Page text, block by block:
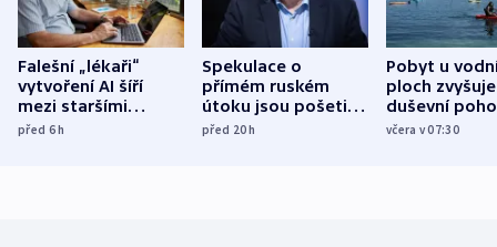
Falešní „lékaři“
vytvoření AI šíří
mezi staršími
Poláky nebezpečné
před 6h
Spekulace o
přímém ruském
útoku jsou pošetilé,
míní estonský
před 20h
Pobyt u
ploch zvyšuje
duševní
ukázala
včera v 07:30